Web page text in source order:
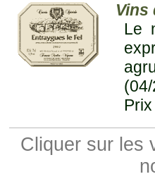
Vins
Le
Cliquer sur les